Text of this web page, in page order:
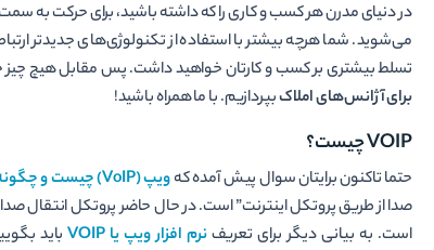
در دنیای مدرن هر کسب و کاری را که داشته باشید، برای حرکت به سمت
می‌شوید. شما هرچه بیشتر با استفاده از تکنولوژی‌های جدیدتر
تسلط بیشتری بر کسب‌ و کارتان خواهید داشت. پس مقابل هیچ چیز
برای آژانس‌های املاکبپردازیم. با ما همراه باشید!
VOIP چیست؟
حتما تاکنون برایتان سوال پیش آمده کهویپ (VoIP) چیست و چگونه کار می‌کند؟
است. به بیانی دیگر برای تعریفنرم افزار ویپ یا VOIP
باید